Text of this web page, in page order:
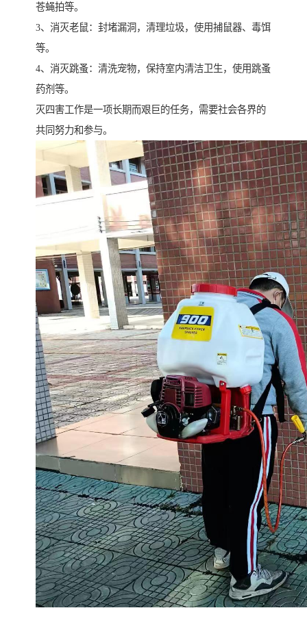
苍蝇拍等。
3、消灭老鼠：封堵漏洞，清理垃圾，使用捕鼠器、毒饵
等。
4、消灭跳蚤：清洗宠物，保持室内清洁卫生，使用跳蚤
药剂等。
灭四害工作是一项长期而艰巨的任务，需要社会各界的
共同努力和参与。